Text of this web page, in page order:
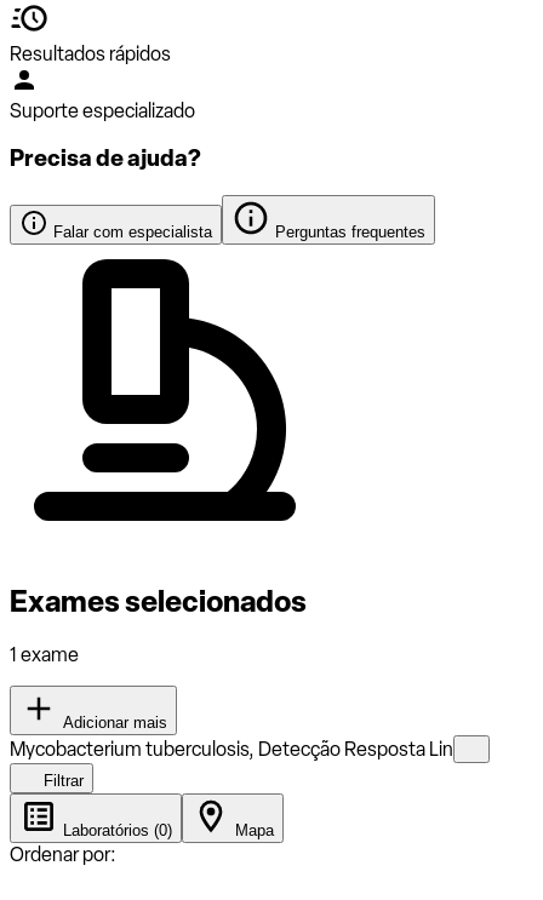
Resultados rápidos
Suporte especializado
Precisa de ajuda?
Falar com especialista Perguntas frequentes
Exames selecionados
1 exame
Adicionar mais
Mycobacterium tuberculosis, Detecção Resposta Lin
Filtrar
Laboratórios (0) Mapa
Ordenar por: